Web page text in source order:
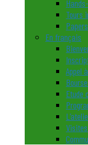
Tours
En français
Appel
Etude